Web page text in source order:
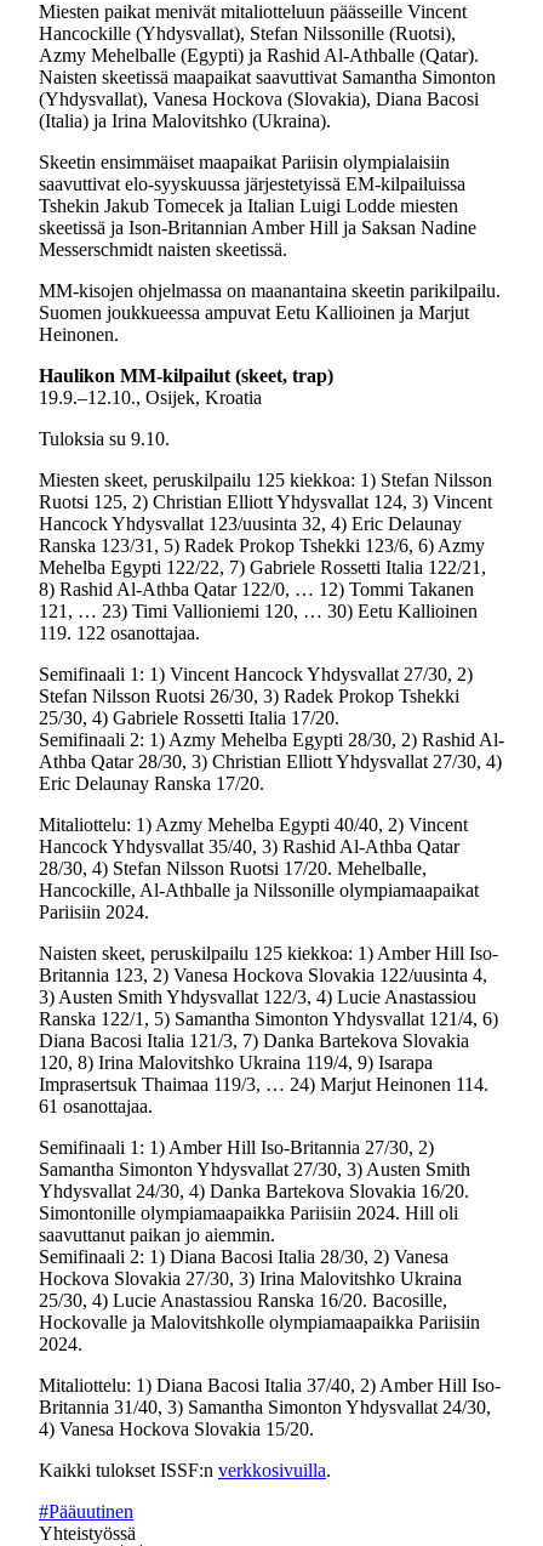
Miesten paikat menivät mitaliotteluun päässeille Vincent
Hancockille (Yhdysvallat), Stefan Nilssonille (Ruotsi),
Azmy Mehelballe (Egypti) ja Rashid Al-Athballe (Qatar).
Naisten skeetissä maapaikat saavuttivat Samantha Simonton
(Yhdysvallat), Vanesa Hockova (Slovakia), Diana Bacosi
(Italia) ja Irina Malovitshko (Ukraina).
Skeetin ensimmäiset maapaikat Pariisin olympialaisiin
saavuttivat elo-syyskuussa järjestetyissä EM-kilpailuissa
Tshekin Jakub Tomecek ja Italian Luigi Lodde miesten
skeetissä ja Ison-Britannian Amber Hill ja Saksan Nadine
Messerschmidt naisten skeetissä.
MM-kisojen ohjelmassa on maanantaina skeetin parikilpailu.
Suomen joukkueessa ampuvat Eetu Kallioinen ja Marjut
Heinonen.
Haulikon MM-kilpailut (skeet, trap)
19.9.–12.10., Osijek, Kroatia
Tuloksia su 9.10.
Miesten skeet, peruskilpailu 125 kiekkoa: 1) Stefan Nilsson
Ruotsi 125, 2) Christian Elliott Yhdysvallat 124, 3) Vincent
Hancock Yhdysvallat 123/uusinta 32, 4) Eric Delaunay
Ranska 123/31, 5) Radek Prokop Tshekki 123/6, 6) Azmy
Mehelba Egypti 122/22, 7) Gabriele Rossetti Italia 122/21,
8) Rashid Al-Athba Qatar 122/0, … 12) Tommi Takanen
121, … 23) Timi Vallioniemi 120, … 30) Eetu Kallioinen
119. 122 osanottajaa.
Semifinaali 1: 1) Vincent Hancock Yhdysvallat 27/30, 2)
Stefan Nilsson Ruotsi 26/30, 3) Radek Prokop Tshekki
25/30, 4) Gabriele Rossetti Italia 17/20.
Semifinaali 2: 1) Azmy Mehelba Egypti 28/30, 2) Rashid Al-
Athba Qatar 28/30, 3) Christian Elliott Yhdysvallat 27/30, 4)
Eric Delaunay Ranska 17/20.
Mitaliottelu: 1) Azmy Mehelba Egypti 40/40, 2) Vincent
Hancock Yhdysvallat 35/40, 3) Rashid Al-Athba Qatar
28/30, 4) Stefan Nilsson Ruotsi 17/20. Mehelballe,
Hancockille, Al-Athballe ja Nilssonille olympiamaapaikat
Pariisiin 2024.
Naisten skeet, peruskilpailu 125 kiekkoa: 1) Amber Hill Iso-
Britannia 123, 2) Vanesa Hockova Slovakia 122/uusinta 4,
3) Austen Smith Yhdysvallat 122/3, 4) Lucie Anastassiou
Ranska 122/1, 5) Samantha Simonton Yhdysvallat 121/4, 6)
Diana Bacosi Italia 121/3, 7) Danka Bartekova Slovakia
120, 8) Irina Malovitshko Ukraina 119/4, 9) Isarapa
Imprasertsuk Thaimaa 119/3, … 24) Marjut Heinonen 114.
61 osanottajaa.
Semifinaali 1: 1) Amber Hill Iso-Britannia 27/30, 2)
Samantha Simonton Yhdysvallat 27/30, 3) Austen Smith
Yhdysvallat 24/30, 4) Danka Bartekova Slovakia 16/20.
Simontonille olympiamaapaikka Pariisiin 2024. Hill oli
saavuttanut paikan jo aiemmin.
Semifinaali 2: 1) Diana Bacosi Italia 28/30, 2) Vanesa
Hockova Slovakia 27/30, 3) Irina Malovitshko Ukraina
25/30, 4) Lucie Anastassiou Ranska 16/20. Bacosille,
Hockovalle ja Malovitshkolle olympiamaapaikka Pariisiin
2024.
Mitaliottelu: 1) Diana Bacosi Italia 37/40, 2) Amber Hill Iso-
Britannia 31/40, 3) Samantha Simonton Yhdysvallat 24/30,
4) Vanesa Hockova Slovakia 15/20.
Kaikki tulokset ISSF:n verkkosivuilla.
#Pääuutinen
Yhteistyössä